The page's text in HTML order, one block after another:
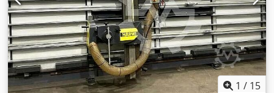
[kW]: 3.0 - Transportafmetingen: 4200mm x 1200mm x
2450mm (l x b x h) - Transportgewicht [kg]: 485kg -
Transportcolli [st.]: 1 Financiële informatie BTW: De
getoonde prijs is exclusief BTW BTW/marge: BTW
verrekenbaar voor ondernemers Chjdjzh Ikqspfx Ahuoa
Levering en inruil altijd mogelijk van alles in de industriële
sectoren Yorick Diebels
1 / 15